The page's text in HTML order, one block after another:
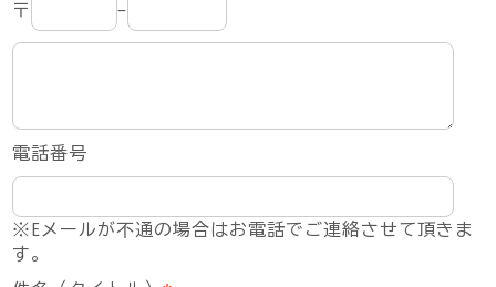
〒 -
電話番号
※Eメールが不通の場合はお電話でご連絡させて頂きま
す。